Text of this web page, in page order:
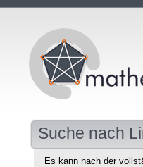
Suche nach
Es kann nach der